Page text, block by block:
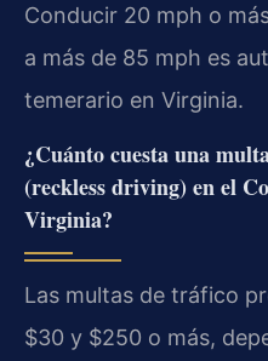
Conducir 20 mph o
a más de 85 mph es
temerario en Virginia.
¿Cuánto cuesta una
(reckless driving) en el
Virginia?
Las multas de tráfico
$30 y $250 o más,